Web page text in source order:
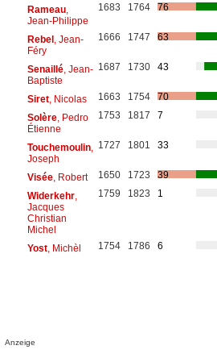
Rameau,
Jean-Philippe
1683 1764 76
Rebel, Jean-
Féry
1666 1747 63
Senaillé, Jean-
Baptiste
1687 1730 43
Siret, Nicolas 1663 1754
70
Solère, Pedro
Étienne
1753 1817 7
Touchemoulin,
Joseph
1727 1801 33
Visée, Robert 1650 1723
39
Widerkehr,
Jacques
Christian
Michel
1759 1823 1
Yost, Michèl 1754 1786 6
Anzeige